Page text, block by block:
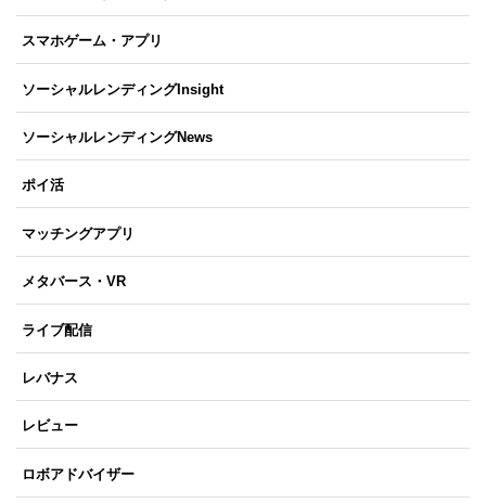
スマホゲーム・アプリ
ソーシャルレンディングInsight
ソーシャルレンディングNews
ポイ活
マッチングアプリ
メタバース・VR
ライブ配信
レバナス
レビュー
ロボアドバイザー